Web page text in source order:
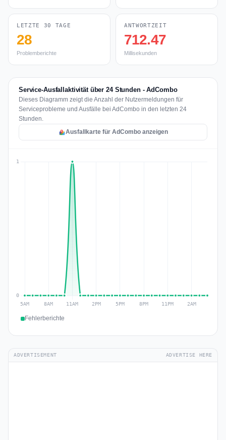
LETZTE 30 TAGE
28
Problemberichte
ANTWORTZEIT
712.47
Millisekunden
Service-Ausfallaktivität über 24 Stunden - AdCombo
Dieses Diagramm zeigt die Anzahl der Nutzermeldungen für
Serviceprobleme und Ausfälle bei AdCombo in den letzten 24
Stunden.
Ausfallkarte für AdCombo anzeigen
Fehlerberichte
ADVERTISEMENT ADVERTISE HERE